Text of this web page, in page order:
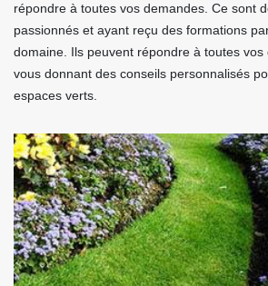
répondre à toutes vos demandes. Ce sont
passionnés et ayant reçu des formations
domaine. Ils peuvent répondre à toutes vos
vous donnant des conseils personnalisés
espaces verts.